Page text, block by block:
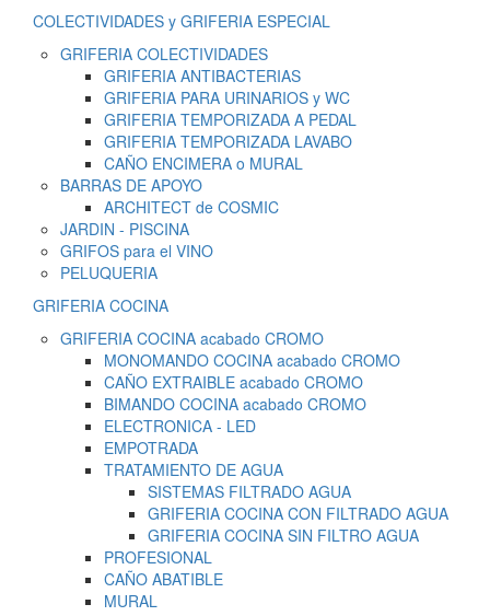
COLECTIVIDADES y GRIFERIA ESPECIAL
GRIFERIA COLECTIVIDADES
GRIFERIA ANTIBACTERIAS
GRIFERIA PARA URINARIOS y WC
GRIFERIA TEMPORIZADA A PEDAL
GRIFERIA TEMPORIZADA LAVABO
CAÑO ENCIMERA o MURAL
BARRAS DE APOYO
ARCHITECT de COSMIC
JARDIN - PISCINA
GRIFOS para el VINO
PELUQUERIA
GRIFERIA COCINA
GRIFERIA COCINA acabado CROMO
MONOMANDO COCINA acabado CROMO
CAÑO EXTRAIBLE acabado CROMO
BIMANDO COCINA acabado CROMO
ELECTRONICA - LED
EMPOTRADA
TRATAMIENTO DE AGUA
SISTEMAS FILTRADO AGUA
GRIFERIA COCINA CON FILTRADO AGUA
GRIFERIA COCINA SIN FILTRO AGUA
PROFESIONAL
CAÑO ABATIBLE
MURAL